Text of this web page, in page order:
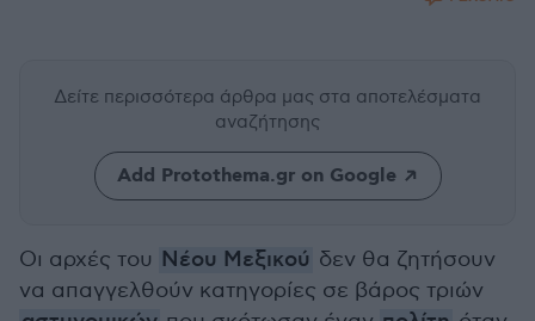
Δείτε περισσότερα άρθρα μας στα αποτελέσματα
αναζήτησης
Add Protothema.gr on Google
Οι αρχές του Νέου Μεξικού δεν θα ζητήσουν
να απαγγελθούν κατηγορίες σε βάρος τριών